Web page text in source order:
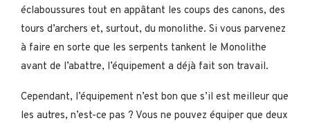
éclaboussures tout en appâtant les coups des canons, des
tours d’archers et, surtout, du monolithe. Si vous parvenez
à faire en sorte que les serpents tankent le Monolithe
avant de l’abattre, l’équipement a déjà fait son travail.
Cependant, l’équipement n’est bon que s’il est meilleur que
les autres, n’est-ce pas ? Vous ne pouvez équiper que deux